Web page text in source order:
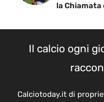
la Chiamata
Il calcio ogni
Calciotoday.it di